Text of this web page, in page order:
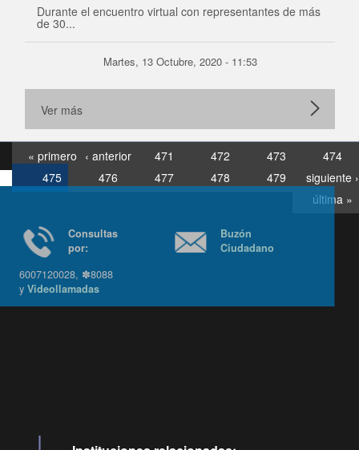
Durante el encuentro virtual con representantes de más
de 30...
Martes, 13 Octubre, 2020 - 11:53
Ver más
« primero ‹ anterior 471 472 473
474
475
476 477 478 479
siguiente ›
última »
Consultas
6007120028, ✽8088
yVideollamadas
Buzón
Ciudadano